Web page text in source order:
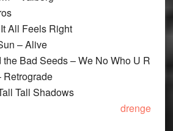
All Feels Right
– Alive
Bad Seeds – We No Who U R
Retrograde
Tall Shadows